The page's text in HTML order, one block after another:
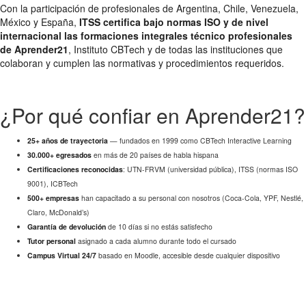
Con la participación de profesionales de Argentina, Chile, Venezuela,
México y España, ITSS certifica bajo normas ISO y de nivel
internacional las formaciones integrales técnico profesionales
de Aprender21, Instituto CBTech y de todas las instituciones que
colaboran y cumplen las normativas y procedimientos requeridos.
¿Por qué confiar en Aprender21?
25+ años de trayectoria — fundados en 1999 como CBTech Interactive Learning
30.000+ egresados en más de 20 países de habla hispana
Certificaciones reconocidas: UTN-FRVM (universidad pública), ITSS (normas ISO
9001), ICBTech
500+ empresas han capacitado a su personal con nosotros (Coca-Cola, YPF, Nestlé,
Claro, McDonald’s)
Garantía de devolución de 10 días si no estás satisfecho
Tutor personal asignado a cada alumno durante todo el cursado
Campus Virtual 24/7 basado en Moodle, accesible desde cualquier dispositivo